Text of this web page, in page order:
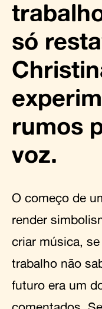
só
rumos
voz.
O começo de
render
criar música,
trabalho não
futuro era um